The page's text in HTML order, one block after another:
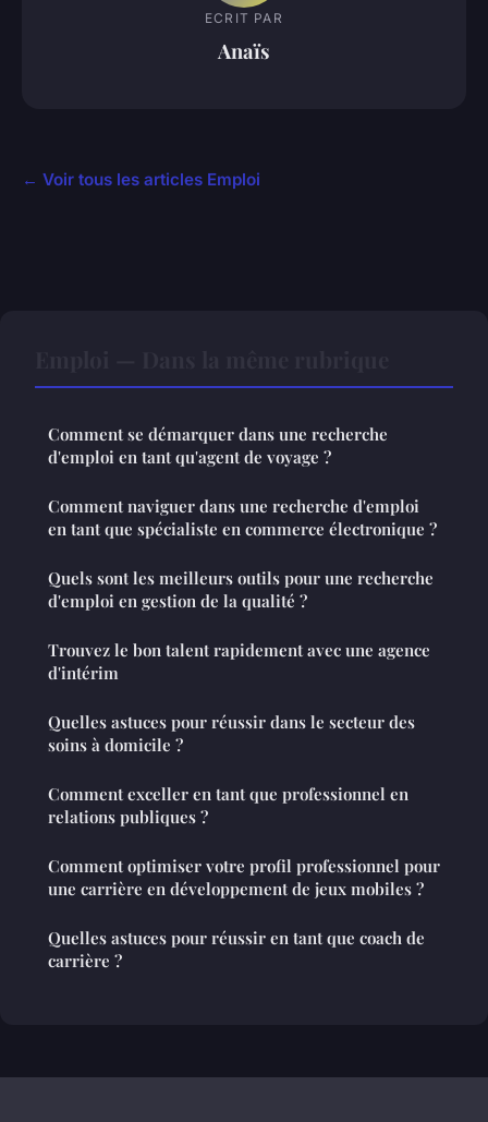
ECRIT PAR
Anaïs
← Voir tous les articles Emploi
Comment se démarquer dans une recherche
d'emploi en tant qu'agent de voyage ?
Comment naviguer dans une recherche d'emploi
en tant que spécialiste en commerce électronique ?
Quels sont les meilleurs outils pour une recherche
d'emploi en gestion de la qualité ?
Trouvez le bon talent rapidement avec une agence
d'intérim
Quelles astuces pour réussir dans le secteur des
soins à domicile ?
Comment exceller en tant que professionnel en
relations publiques ?
Comment optimiser votre profil professionnel pour
une carrière en développement de jeux mobiles ?
Quelles astuces pour réussir en tant que coach de
carrière ?